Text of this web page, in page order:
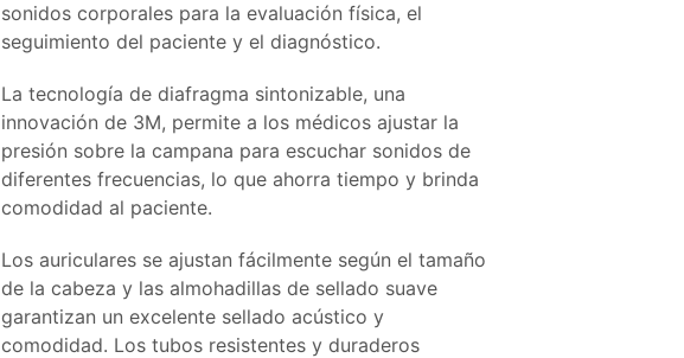
sonidos corporales para la evaluación física, el
seguimiento del paciente y el diagnóstico.
La tecnología de diafragma sintonizable, una
innovación de 3M, permite a los médicos ajustar la
presión sobre la campana para escuchar sonidos de
diferentes frecuencias, lo que ahorra tiempo y brinda
comodidad al paciente.
Los auriculares se ajustan fácilmente según el tamaño
de la cabeza y las almohadillas de sellado suave
garantizan un excelente sellado acústico y
comodidad. Los tubos resistentes y duraderos